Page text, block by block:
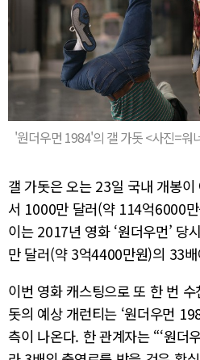
'원더우먼 1984'의 갤 가돗 <사진=워
갤 가돗은 오는 23일 국내 개봉이
서 1000만 달러(약 114억6000
이는 2017년 영화 ‘원더우먼’ 당
만 달러(약 3억4400만원)의 33
이번 영화 캐스팅으로 또 한 번
돗의 예상 개런티는 ‘원더우먼
측이 나온다. 한 관계자는 “‘원더